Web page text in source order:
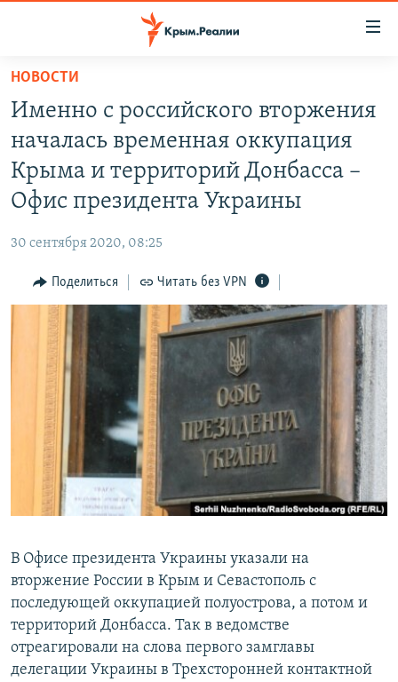
Вернуться
основному
содержанию
Вернутся
главной
Вернутся
поиску
СПЕЦПРОЕКТЫ
КАРТА ВОЕННЫХ ОБЪЕКТОВ КРЫМА
ВОДА
ИСТОРИЯ
ИНТЕРАКТИВ
ИНФОГРАФИКА
ТЕЛЕПРОЕКТ КРЫМ.РЕАЛИИ
СОВЕТЫ ПРАВОЗАЩИТНИКОВ
ПРОПАВШИЕ БЕЗ ВЕСТИ
ПОБЕДИТЕЛЕЙ НЕ СУДЯТ?
КРЫМ.НЕПОКОРЕННЫЙ
ELIFBE
УКРАИНСКАЯ ПРОБЛЕМА КРЫМА
РАДІО СВОБОДА
КАК ОБОЙТИ БЛОКИРОВКУ
Українською
Qırımtatar
ПРИСОЕДИНЯЙТЕСЬ!
НОВОСТИ
Именно с российского вторжения
началась временная оккупация
Крыма и территорий Донбасса –
Офис президента Украины
30 сентября 2020, 08:25
Поделиться Читать без VPN
В Офисе президента Украины указали на
вторжение России в Крым и Севастополь с
последующей оккупацией полуострова, а потом и
территорий Донбасса. Так в ведомстве
отреагировали на слова первого замглавы
делегации Украины в Трехсторонней контактной